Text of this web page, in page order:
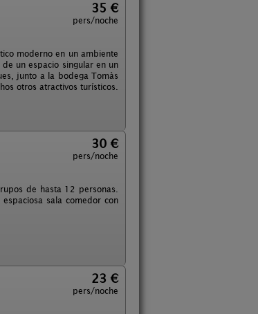
35 €
pers/noche
moderno en un ambiente
un espacio singular en un
junto a la bodega Tomàs
otros atractivos turísticos.
30 €
pers/noche
de hasta 12 personas.
sala comedor con
23 €
pers/noche